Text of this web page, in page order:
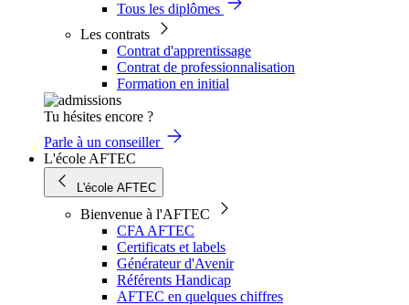
Tous les diplômes
Les contrats
Contrat d'apprentissage
Contrat de professionnalisation
Formation en initial
Tu hésites encore ?
Parle à un conseiller
L'école AFTEC
L'école AFTEC
Bienvenue à l'AFTEC
CFA AFTEC
Certificats et labels
Générateur d'Avenir
Référents Handicap
AFTEC en quelques chiffres